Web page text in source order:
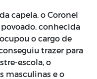
capela, o Coronel
conhecida
o cargo de
trazer para
escola, o
masculinas e o